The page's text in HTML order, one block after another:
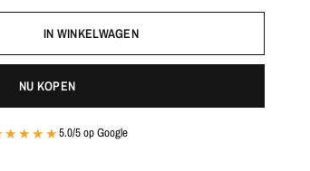
IN WINKELWAGEN
NU KOPEN
5.0/5 op Google